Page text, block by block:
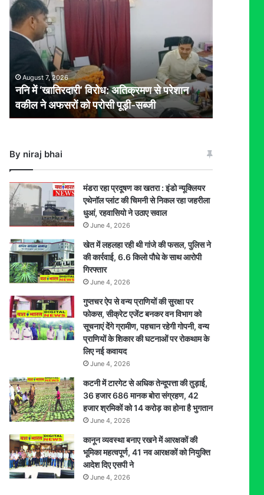
में
‘खातिरदारी’
विरोध:
अतिक्रमण
वकील
अफसरों
को
सब्जी
August 7, 2026
ननि में ‘खातिरदारी’ विरोध: अतिक्रमण से परेशान
वकील ने अफसरों को परोसी पूड़ी-सब्जी
By niraj bhai
मंडरा रहा प्रदूषण का खतरा : इंडो न्यूक्लियर
एथेनॉल प्लांट की चिमनी से निकल रहा जहरीला
धुआं, रहवासियो ने उठाए सवाल
June 4, 2026
खेत में लहलहा रही थी गांजे की फसल, पुलिस ने
की कार्रवाई, 6.6 किलो पौधे के साथ आरोपी
गिरफ्तार
June 4, 2026
गुप्तचर ऐप से वन्य प्राणियों की सुरक्षा पर
फोकस, सीक्रेट एजेंट बनकर वन विभाग को
सूचनाएं देेंगे ग्रामीण, पहचान रहेगी गोपनी, वन्य
प्राणियों के शिकार की घटनाओं पर रोकथाम के
लिए नई कवायद
June 4, 2026
कटनी में टारगेट से अधिक तेन्दूपत्ता की तुड़ाई,
36 हजार 686 मानक बोरा संग्रहण, 42
हजार श्रमिकों को 14 करोड़ का होना है भुगतान
June 4, 2026
कानून व्यवस्था बनाए रखने में आरक्षकों की
भूमिका महत्वपूर्ण, 41 नव आरक्षकों को नियुक्ति
आदेश दिए एसपी ने
June 4, 2026